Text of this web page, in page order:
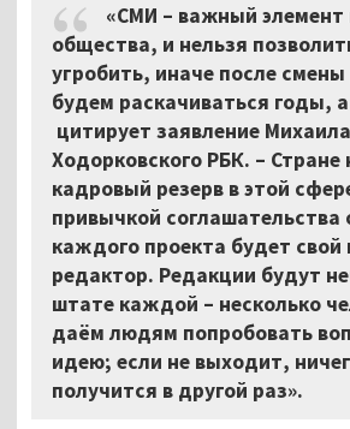
«СМИ – важный
общества, и нельзя
угробить, иначе после
будем раскачиваться годы,
цитирует заявление Михаила
Ходорковского РБК. – Стране
кадровый резерв в этой
привычкой соглашательства
каждого проекта будет свой
редактор. Редакции будут
штате каждой – несколько
даём людям попробовать
идею; если не выходит,
получится в другой раз».